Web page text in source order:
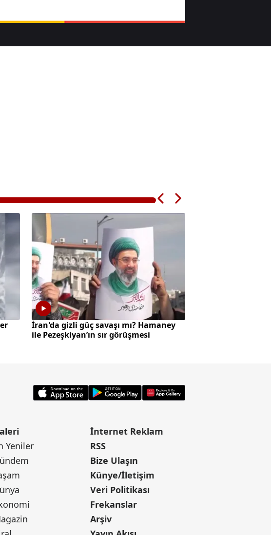
İran'da gizli güç savaşı mı? Hamaney
ile Pezeşkiyan’ın sır görüşmesi
Yeniler
İnternet Reklam
RSS
Bize Ulaşın
Künye/İletişim
Veri Politikası
Frekanslar
Arşiv